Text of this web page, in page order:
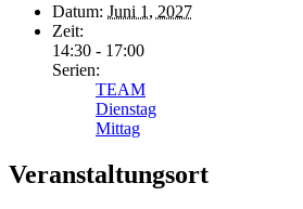
Datum: Juni 1, 2027
Zeit:
14:30 - 17:00
Serien:
TEAM
Dienstag
Mittag
Veranstaltungsort